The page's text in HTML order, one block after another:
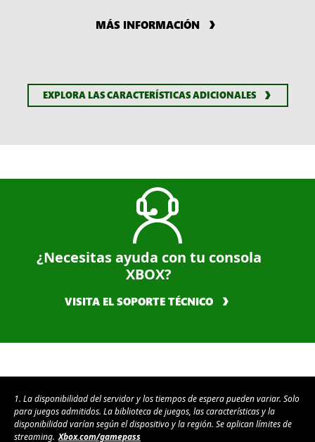
MÁS INFORMACIÓN
EXPLORA LAS CARACTERÍSTICAS ADICIONALES
¿Necesitas ayuda con tu consola
XBOX?
VISITA EL SOPORTE TÉCNICO
1. La disponibilidad del servidor y los tiempos de espera pueden variar. Solo
para juegos admitidos. La biblioteca de juegos, las características y la
disponibilidad varían según el dispositivo y la región. Se aplican límites de
streaming. Xbox.com/gamepass